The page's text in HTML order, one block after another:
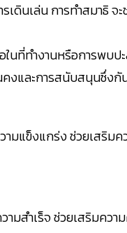
ดินเล่น การทำสมาธิ จ
นที่ทำงานหรือการพบป
งและการสนับสนุนซึ่งกั
มแข็งแกร่ง ช่วยเสริม
มสำเร็จ ช่วยเสริมควา